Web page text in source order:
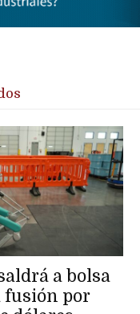
a bolsa
fusión por